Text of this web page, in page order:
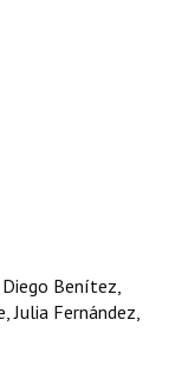
Diego Benítez,
Julia Fernández,